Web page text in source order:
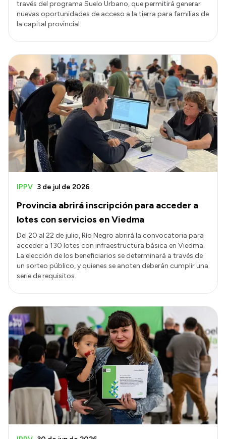
través del programa Suelo Urbano, que permitirá generar
nuevas oportunidades de acceso a la tierra para familias de
la capital provincial.
Provincia abrirá inscripción para acceder a
lotes con servicios en Viedma
IPPV 3 de jul de 2026
Del 20 al 22 de julio, Río Negro abrirá la convocatoria para
acceder a 130 lotes con infraestructura básica en Viedma.
La elección de los beneficiarios se determinará a través de
un sorteo público, y quienes se anoten deberán cumplir una
serie de requisitos.